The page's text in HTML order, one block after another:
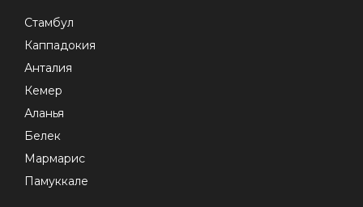
Стамбул
Каппадокия
Анталия
Кемер
Аланья
Белек
Мармарис
Памуккале